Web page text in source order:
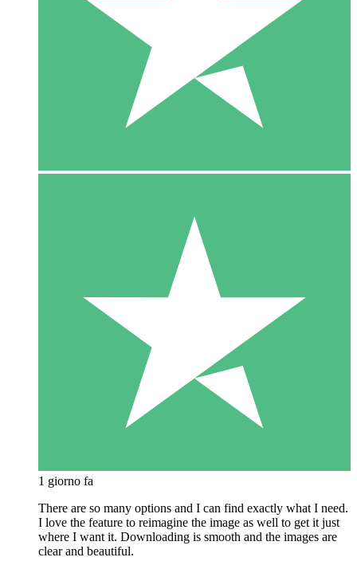
1 giorno fa
There are so many options and I can find exactly what I need.
I love the feature to reimagine the image as well to get it just
where I want it. Downloading is smooth and the images are
clear and beautiful.